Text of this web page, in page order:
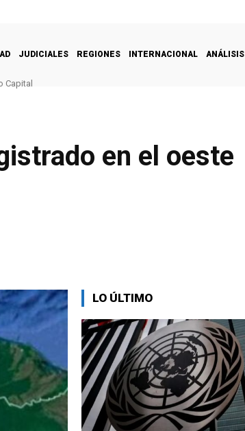
JUDICIALES REGIONES INTERNACIONAL ANÁLISIS
Capital
en el oeste
LO ÚLTIMO